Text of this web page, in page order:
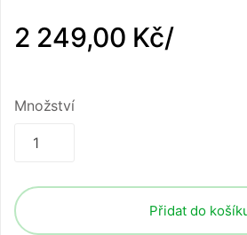
2 249,00 Kč/
Množství
Přidat do